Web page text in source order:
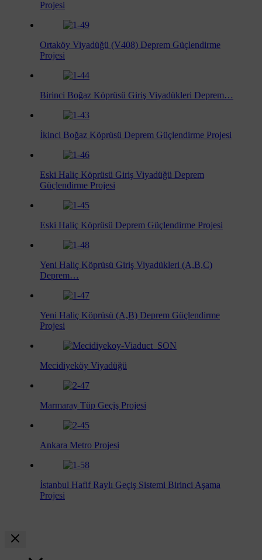
Projesi
Ortaköy Viyadüğü (V408) Deprem Güçlendirme
Projesi
Birinci Boğaz Köprüsü Giriş Viyadükleri Deprem…
İkinci Boğaz Köprüsü Deprem Güçlendirme Projesi
Eski Haliç Köprüsü Giriş Viyadüğü Deprem
Güçlendirme Projesi
Eski Haliç Köprüsü Deprem Güçlendirme Projesi
Yeni Haliç Köprüsü Giriş Viyadükleri (A,B,C)
Deprem…
Yeni Haliç Köprüsü (A,B) Deprem Güçlendirme
Projesi
Mecidiyeköy Viyadüğü
Marmaray Tüp Geçiş Projesi
Ankara Metro Projesi
İstanbul Hafif Raylı Geçiş Sistemi Birinci Aşama
Projesi